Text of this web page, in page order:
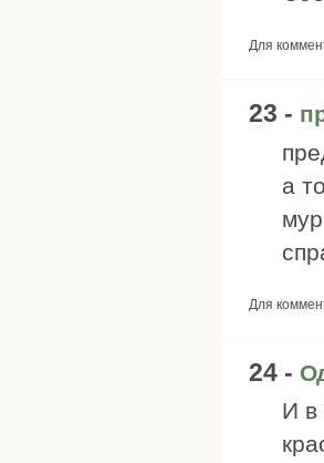
Для
23 -
а
Для
24 -
И в